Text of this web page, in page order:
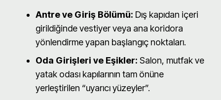
Antre ve Giriş Bölümü: Dış kapıdan içeri
girildiğinde vestiyer veya ana koridora
yönlendirme yapan başlangıç noktaları.
Oda Girişleri ve Eşikler: Salon, mutfak ve
yatak odası kapılarının tam önüne
yerleştirilen “uyarıcı yüzeyler”.